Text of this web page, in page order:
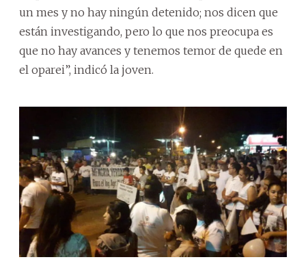
un mes y no hay ningún detenido; nos dicen que
están investigando, pero lo que nos preocupa es
que no hay avances y tenemos temor de quede en
el oparei”, indicó la joven.